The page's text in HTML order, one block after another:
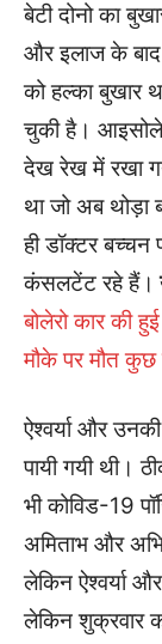
बेटी दोनो का
और इलाज के
को हल्का बुखार
चुकी है।
देख रेख में रखा
था जो अब थोड़ा
ही डॉक्टर बच्चन
कंसलटेंट रहे हैं।
बोलेरो कार की
मौके पर मौत कुछ
ऐश्वर्या और
पायी गयी थी।
भी कोविड-19
अमिताभ और
लेकिन ऐश्वर्या
लेकिन शुक्रवार